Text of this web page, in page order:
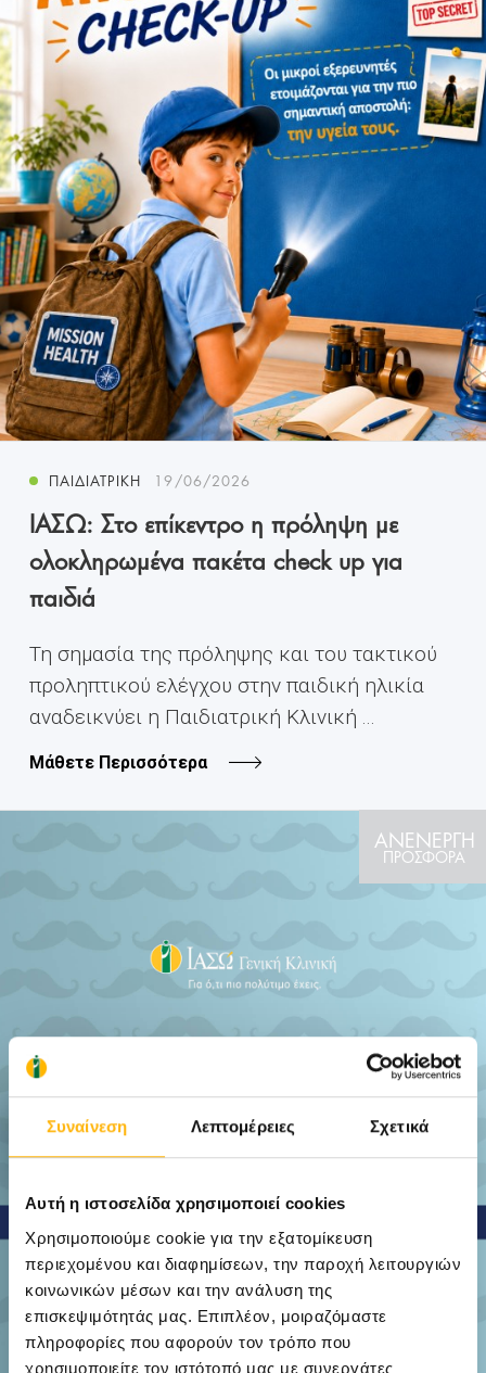
Συναίνεση Λεπτομέρειες Σχετικά
Αυτή η ιστοσελίδα χρησιμοποιεί cookies
Χρησιμοποιούμε cookie για την εξατομίκευση
περιεχομένου και διαφημίσεων, την παροχή λειτουργιών
κοινωνικών μέσων και την ανάλυση της
επισκεψιμότητάς μας. Επιπλέον, μοιραζόμαστε
πληροφορίες που αφορούν τον τρόπο που
χρησιμοποιείτε τον ιστότοπό μας με συνεργάτες
ΠΑΙΔΙΑΤΡΙΚΉ 19/06/2026
ΙΑΣΩ: Στο επίκεντρο η πρόληψη με
ολοκληρωμένα πακέτα check up για
παιδιά
Τη σημασία της πρόληψης και του τακτικού
προληπτικού ελέγχου στην παιδική ηλικία
αναδεικνύει η Παιδιατρική Κλινική ...
Μάθετε Περισσότερα
ΑΝΕΝΕΡΓΗ
ΠΡΟΣΦΟΡΑ